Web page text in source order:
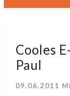
E-
Gitarren-
für
Cooles
Paul
09.06.2011